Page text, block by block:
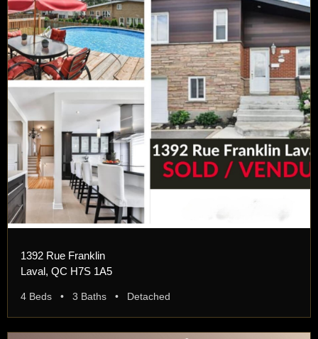
1392 Rue Franklin
Laval, QC H7S 1A5
4 Beds • 3 Baths • Detached